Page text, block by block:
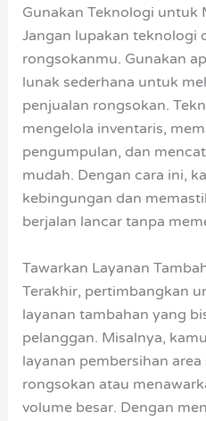
Gunakan Teknologi untuk
Jangan lupakan teknologi
rongsokanmu. Gunakan
lunak sederhana untuk
penjualan rongsokan.
mengelola inventaris,
pengumpulan, dan
mudah. Dengan cara ini,
kebingungan dan
berjalan lancar tanpa
Tawarkan Layanan
Terakhir, pertimbangkan
layanan tambahan yang
pelanggan. Misalnya,
layanan pembersihan
rongsokan atau
volume besar. Dengan